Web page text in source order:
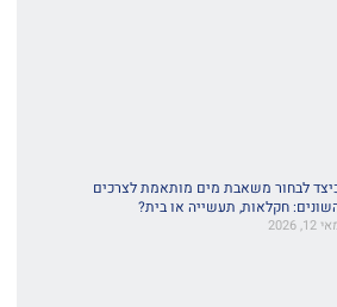
לבחור משאבת מים מותאמת לצרכים
חקלאות, תעשייה או בית?
12, 2026